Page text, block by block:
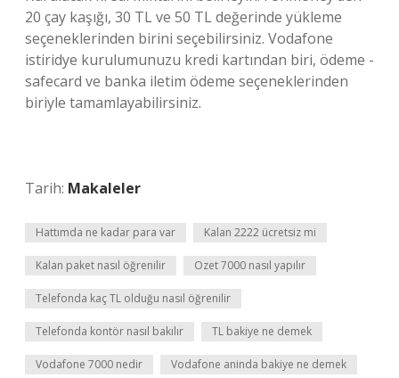
20 çay kaşığı, 30 TL ve 50 TL değerinde yükleme
seçeneklerinden birini seçebilirsiniz. Vodafone
istiridye kurulumunuzu kredi kartından biri, ödeme -
safecard ve banka iletim ödeme seçeneklerinden
biriyle tamamlayabilirsiniz.
Tarih: Makaleler
Hattımda ne kadar para var Kalan 2222 ücretsiz mi
Kalan paket nasıl öğrenilir Ozet 7000 nasıl yapılır
Telefonda kaç TL olduğu nasıl öğrenilir
Telefonda kontör nasıl bakılır TL bakiye ne demek
Vodafone 7000 nedir Vodafone aninda bakiye ne demek